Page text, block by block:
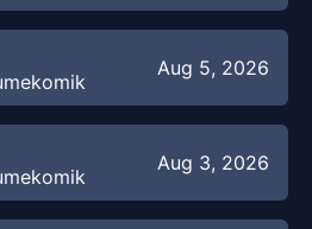
Aug 5, 2026
Aug 3, 2026